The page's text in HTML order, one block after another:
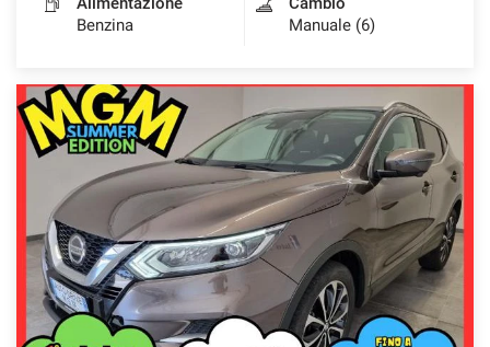
Benzina
Manuale (6)